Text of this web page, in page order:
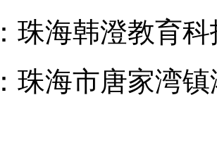
珠海韩澄教育
珠海市唐家湾